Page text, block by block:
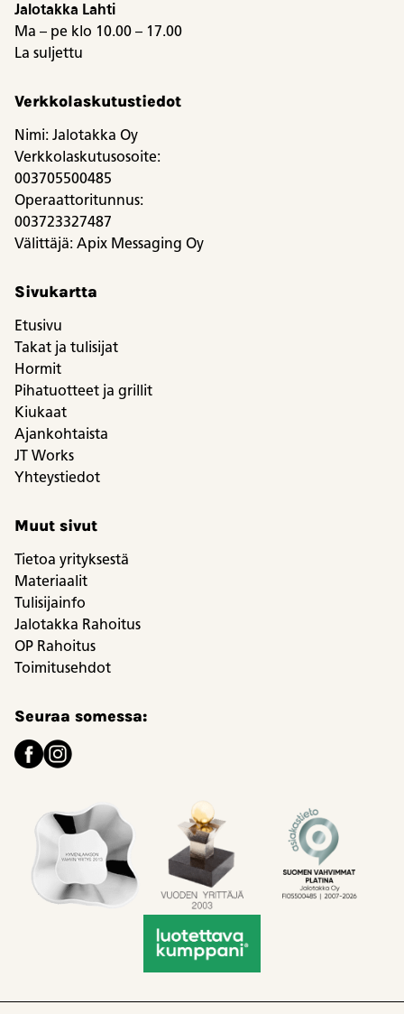
Jalotakka Lahti
Ma – pe klo 10.00 – 17.00
La suljettu
Verkkolaskutustiedot
Nimi: Jalotakka Oy
Verkkolaskutusosoite:
003705500485
Operaattoritunnus:
003723327487
Välittäjä: Apix Messaging Oy
Sivukartta
Etusivu
Takat ja tulisijat
Hormit
Pihatuotteet ja grillit
Kiukaat
Ajankohtaista
JT Works
Yhteystiedot
Muut sivut
Tietoa yrityksestä
Materiaalit
Tulisijainfo
Jalotakka Rahoitus
OP Rahoitus
Toimitusehdot
Seuraa somessa: